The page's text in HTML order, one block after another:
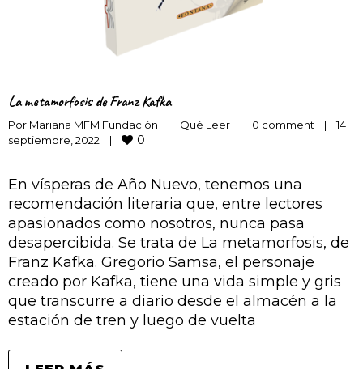
La metamorfosis de Franz Kafka
Por Mariana MFM Fundación | Qué Leer | 0 comment |
14
septiembre, 2022 | 0
En vísperas de Año Nuevo, tenemos una
recomendación literaria que, entre lectores
apasionados como nosotros, nunca pasa
desapercibida. Se trata de La metamorfosis, de
Franz Kafka. Gregorio Samsa, el personaje
creado por Kafka, tiene una vida simple y gris
que transcurre a diario desde el almacén a la
estación de tren y luego de vuelta